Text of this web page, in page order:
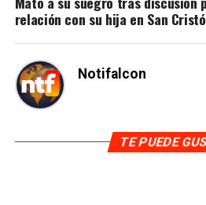
relación con su hija en San
Notifalcon
TE PUEDE